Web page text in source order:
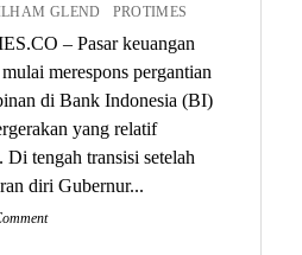
GLEND PROTIMES
– Pasar keuangan
merespons pergantian
di Bank Indonesia (BI)
yang relatif
Di tengah transisi setelah
diri Gubernur...